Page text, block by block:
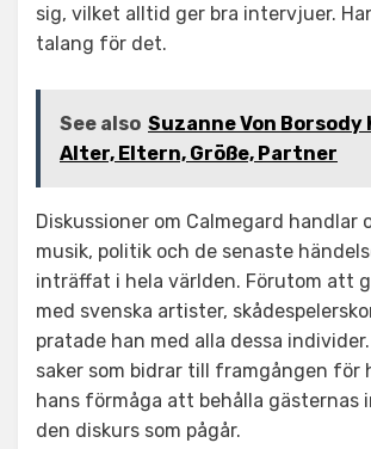
sig, vilket alltid ger bra intervjuer.
talang för det.
See also Suzanne Von
Alter, Eltern, Größe, Partner
Diskussioner om Calmegard handlar
musik, politik och de senaste
inträffat i hela världen. Förutom att
med svenska artister,
pratade han med alla dessa
saker som bidrar till framgången för
hans förmåga att behålla gästernas
den diskurs som pågår.